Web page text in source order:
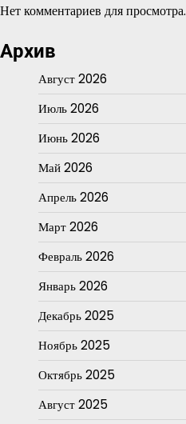
Нет комментариев для просмотра.
Архив
Август 2026
Июль 2026
Июнь 2026
Май 2026
Апрель 2026
Март 2026
Февраль 2026
Январь 2026
Декабрь 2025
Ноябрь 2025
Октябрь 2025
Август 2025